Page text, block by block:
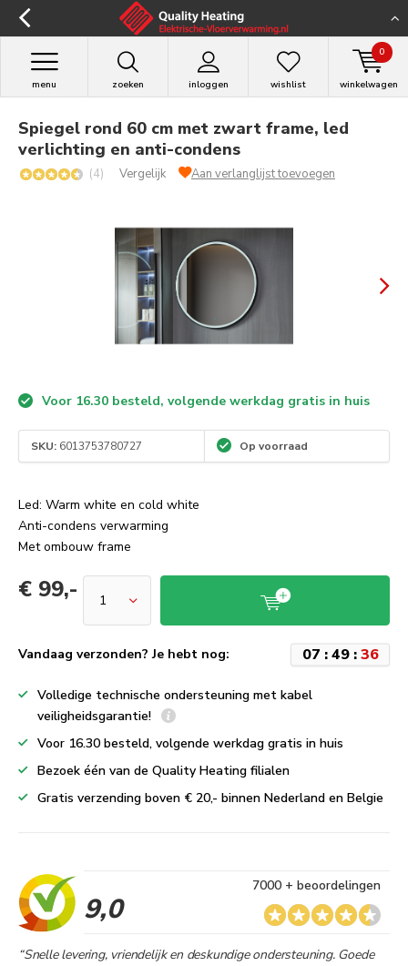
zoeken inloggen
menu wishlist winkelwagen
0
Spiegel rond 60 cm met zwart frame, led
verlichting en anti-condens
(4) Vergelijk Aan verlanglijst toevoegen
Voor 16.30 besteld, volgende werkdag gratis in huis
SKU: 6013753780727 Op voorraad
Led: Warm white en cold white
Anti-condens verwarming
Met ombouw frame
€ 99,-
Vandaag verzonden? Je hebt nog: 07 :49:35
Volledige technische ondersteuning met kabel
veiligheidsgarantie!
Voor 16.30 besteld, volgende werkdag gratis in huis
Bezoek één van de Quality Heating filialen
Gratis verzending boven € 20,- binnen Nederland en Belgie
9,0
7000 + beoordelingen
“Snelle levering, vriendelijk en deskundige ondersteuning. Goede